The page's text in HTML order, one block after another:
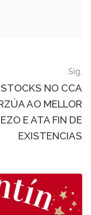
Sig.
NO CCA
AO MELLOR
E ATA FIN DE
EXISTENCIAS